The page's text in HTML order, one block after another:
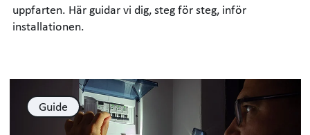
uppfarten. Här guidar vi dig, steg för steg, inför
installationen.
Guide